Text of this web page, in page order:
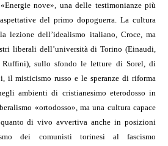
nove», una delle testimonianze più
del primo dopoguerra. La cultura
lezione dell’idealismo italiano, Croce, ma
liberali dell’università di Torino (Einaudi,
Ruffini), sullo sfondo le letture di Sorel, di
il misticismo russo e le speranze di riforma
ambienti di cristianesimo eterodosso in
«ortodosso», ma una cultura capace
di vivo avvertiva anche in posizioni
dei comunisti torinesi al fascismo